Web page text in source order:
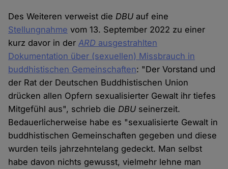
Des Weiteren verweist die DBUauf eine
Stellungnahme vom 13. September 2022 zu einer
kurz davor in derARD ausgestrahlten
Dokumentation über (sexuellen) Missbrauch in
buddhistischen Gemeinschaften: "Der Vorstand und
der Rat der Deutschen Buddhistischen Union
drücken allen Opfern sexualisierter Gewalt ihr tiefes
Mitgefühl aus", schrieb die DBU seinerzeit.
Bedauerlicherweise habe es "sexualisierte Gewalt in
buddhistischen Gemeinschaften gegeben und diese
wurden teils jahrzehntelang gedeckt. Man selbst
habe davon nichts gewusst, vielmehr lehne man